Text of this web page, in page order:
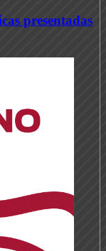
presentadas